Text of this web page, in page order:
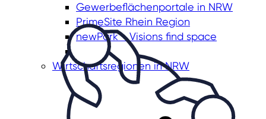
Gewerbeflächenportale in NRW
PrimeSite Rhein Region
newPark - Visions find space
Wirtschaftsregionen in NRW